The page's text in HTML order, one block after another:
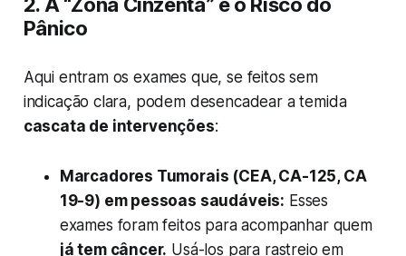
2. A “Zona Cinzenta” e o Risco do
Pânico
Aqui entram os exames que, se feitos sem
indicação clara, podem desencadear a temida
cascata de intervenções:
Marcadores Tumorais (CEA, CA-125, CA
19-9) em pessoas saudáveis: Esses
exames foram feitos para acompanhar quem
já temcâncer. Usá-los para rastreio em